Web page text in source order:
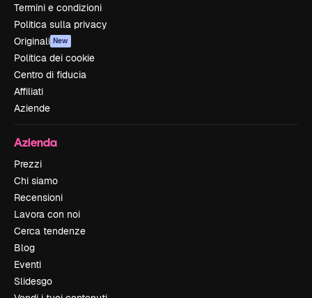
Termini e condizioni
Politica sulla privacy
Originali New
Politica dei cookie
Centro di fiducia
Affiliati
Aziende
Azienda
Prezzi
Chi siamo
Recensioni
Lavora con noi
Cerca tendenze
Blog
Eventi
Slidesgo